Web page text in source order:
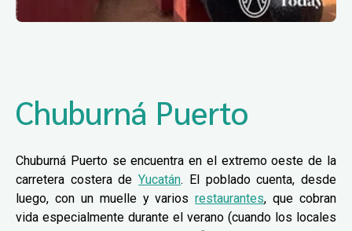
Chuburná Puerto
Chuburná Puerto se encuentra en el extremo oeste de la
carretera costera deYucatán. El poblado cuenta, desde
luego, con un muelle y variosrestaurantes, que cobran
vida especialmente durante el verano (cuando los locales